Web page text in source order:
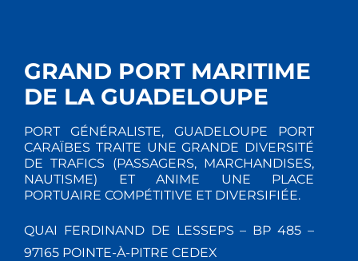
GRAND PORT MARITIME
DE LA GUADELOUPE
PORT GÉNÉRALISTE, GUADELOUPE PORT
CARAÏBES TRAITE UNE GRANDE DIVERSITÉ
DE TRAFICS (PASSAGERS, MARCHANDISES,
NAUTISME) ET ANIME UNE PLACE
PORTUAIRE COMPÉTITIVE ET DIVERSIFIÉE.
QUAI FERDINAND DE LESSEPS – BP 485 –
97165 POINTE-À-PITRE CEDEX